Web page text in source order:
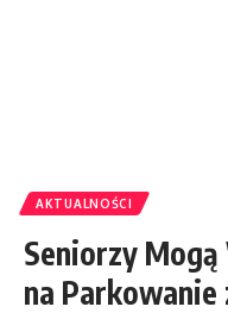
AKTUALNOŚCI
Seniorzy
na Parkowanie